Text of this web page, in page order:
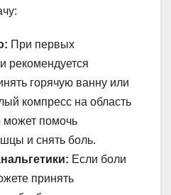
При первых
рекомендуется
горячую ванну или
компресс на область
может помочь
и снять боль.
Если боли
принять